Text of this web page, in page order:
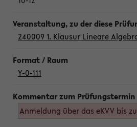
240009 1. Klausur Lineare
Y-0-111
Anmeldung über das eKVV bis